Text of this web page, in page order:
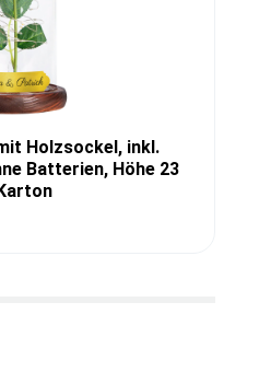
Holzsockel, inkl.
Batterien, Höhe 23